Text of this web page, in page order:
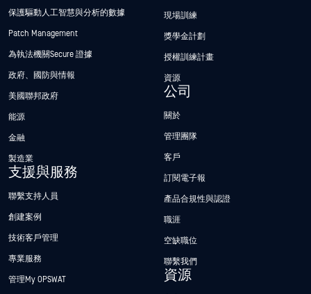
保護驅動人工智慧與分析的數據
Patch Management
為執法機關Secure 證據
政府、國防與情報
美國聯邦政府
能源
金融
製造業
支援與服務
聯繫支持人員
創建案例
技術客戶管理
專業服務
管理My OPSWAT
現場訓練
獎學金計劃
授權訓練計畫
資源
公司
關於
管理團隊
客戶
訂閱電子報
產品合規性與認證
職涯
空缺職位
聯繫我們
資源